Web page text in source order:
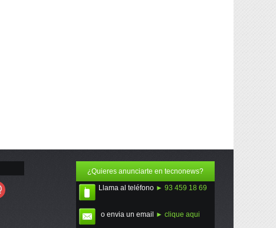
¿Quieres anunciarte en tecnonews?
Llama al teléfono ► 93 459 18 69
o envia un email ► clique aqui